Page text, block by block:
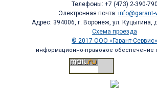
Телефоны: +7 (473) 2-390-790
Электронная почта: info@garant-
Адрес: 394006, г. Воронеж, ул. Куцыгина,
Схема проезда
© 2017 ООО «Гарант-Сервис»
информационно-правовое обеспечение